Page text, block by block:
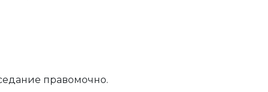
правомочно.